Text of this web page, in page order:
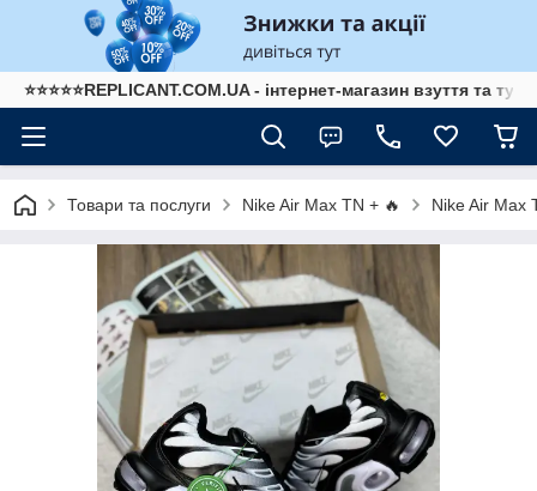
⭐⭐⭐⭐⭐REPLICANT.COM.UA - інтернет-магазин взуття та
Товари та послуги Nike Air Max TN + 🔥 Nike Air Max